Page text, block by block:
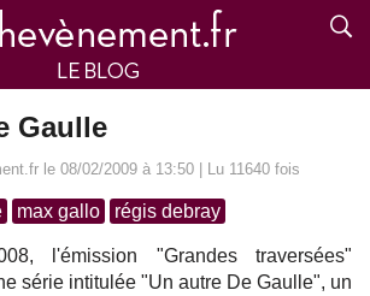
Gaulle
le 08/02/2009 à 13:50 | Lu 11640 fois
max gallo régis debray
l'émission "Grandes traversées"
série intitulée "Un autre De Gaulle", un